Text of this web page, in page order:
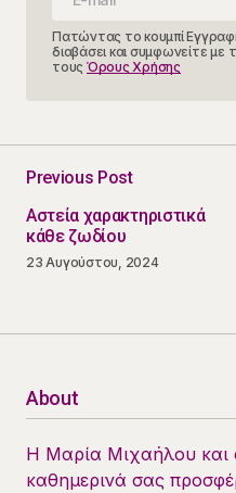
Πατώντας το κουμπί
διαβάσει και συμφωνείτε με
τους Όρους Χρήσης
Previous Post
Αστεία χαρακτηριστικά
κάθε ζωδίου
23 Αυγούστου, 2024
About
Η Μαρία Μιχαήλου και
καθημερινά σας